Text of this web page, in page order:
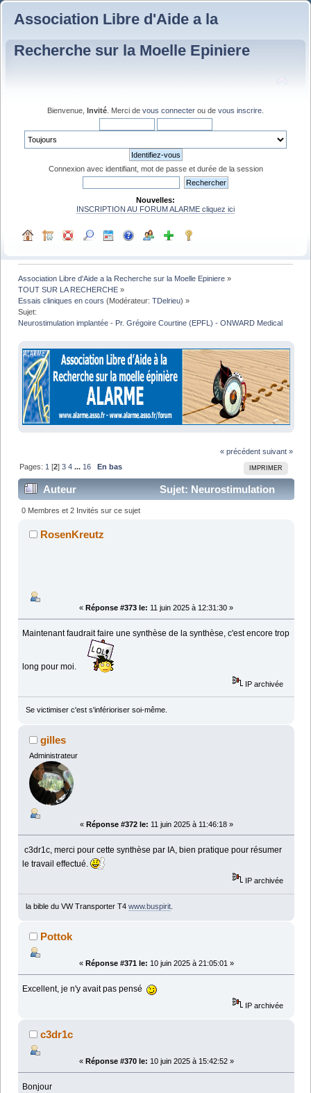
Association Libre d'Aide a la
Recherche sur la Moelle Epiniere
Bienvenue, Invité . Merci de vous connecter ou de vous inscrire
Connexion avec identifiant, mot de passe et durée de la session
Nouvelles:
INSCRIPTION AU FORUM ALARME cliquez ici
Association Libre d'Aide a la Recherche sur la Moelle Epiniere »
TOUT SUR LA RECHERCHE »
Essais cliniques en cours (Modérateur:TDelrieu) »
Sujet:
Neurostimulation implantée - Pr. Grégoire Courtine (EPFL) - ONWARD Medical
« précédent suivant »
IMPRIMER
Pages: 1 [2]3 4 ... 16 En bas
Auteur
Sujet: Neurostimulation
implantée - Pr. Grégoire Courtine (EPFL) - ONWARD
Medical (Lu 673010 fois)
0 Membres et 2 Invités sur ce sujet
RosenKreutz
« Réponse #373 le: 11 juin 2025 à 12:31:30 »
Maintenant faudrait faire une synthèse de la synthèse, c'est encore trop
long pour moi.
IP archivée
Se victimiser c'est s'inférioriser soi-même.
gilles
Administrateur
« Réponse #372 le: 11 juin 2025 à 11:46:18 »
c3dr1c, merci pour cette synthèse par IA, bien pratique pour résumer
le travail effectué.
IP archivée
la bible du VW Transporter T4 www.buspirit.
Pottok
« Réponse #371 le: 10 juin 2025 à 21:05:01 »
Excellent, je n'y avait pas pensé
IP archivée
c3dr1c
« Réponse #370 le: 10 juin 2025 à 15:42:52 »
Bonjour